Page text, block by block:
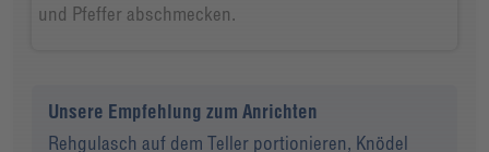
und Pfeffer abschmecken.
Unsere Empfehlung zum Anrichten
Rehgulasch auf dem Teller portionieren, Knödel